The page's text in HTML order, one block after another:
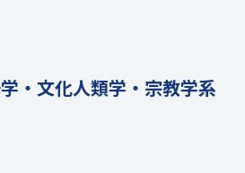
・文化人類学・宗教学系